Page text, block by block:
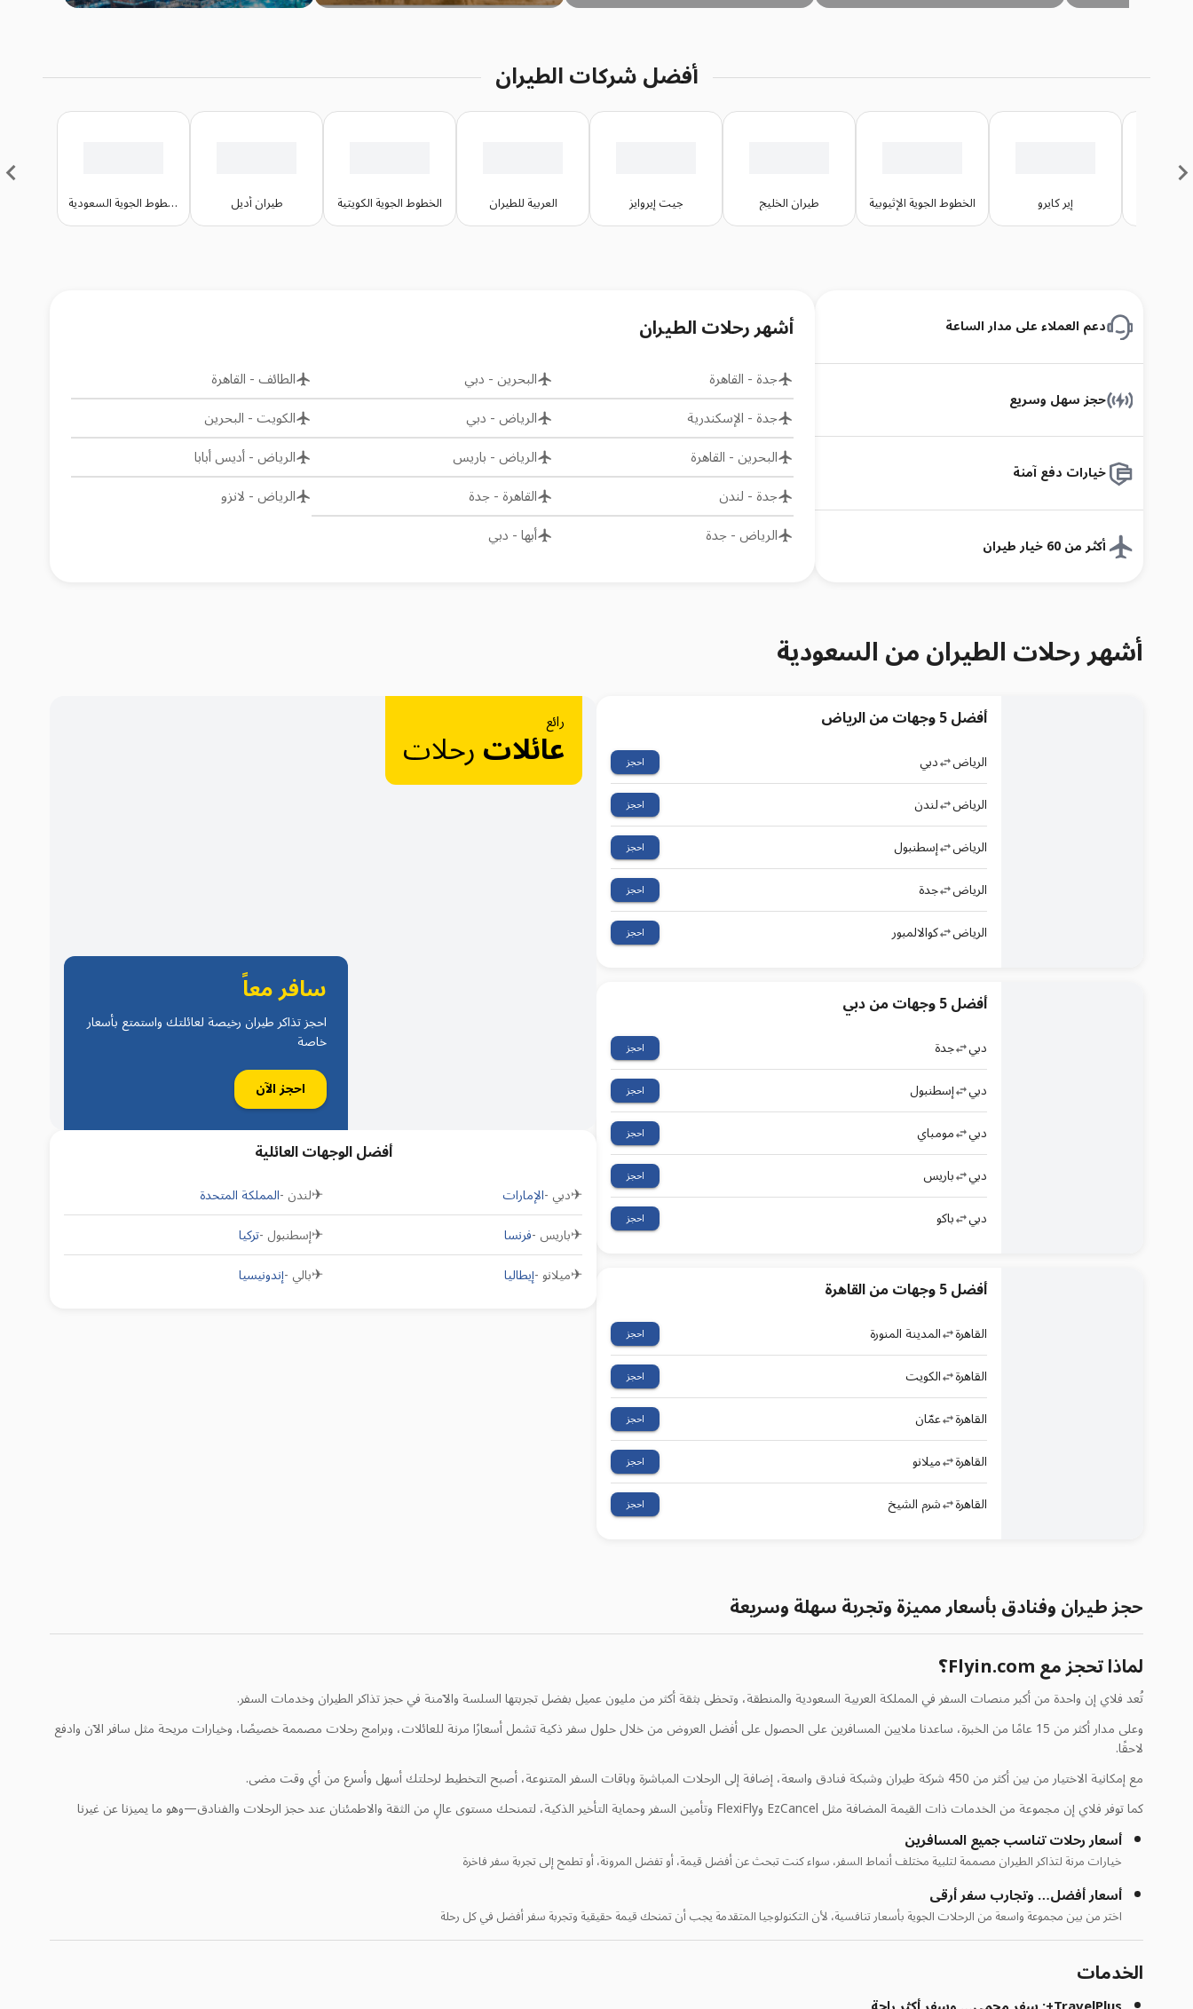
أفضل شركات الطيران
الخطوط الجوية السعودية طيران أديل الخطوط الجوية الكويتية العربية للطيران جيت إيروايز طيران الخليج الخطوط الجوية الإثيوبية إير كايرو
دعم العملاء على مدار الساعة
حجز سهل وسريع
خيارات دفع آمنة
أكثر من 60 خيار طيران
أشهر رحلات الطيران
جدة-القاهرة
جدة-الإسكندرية
البحرين-القاهرة
جدة-لندن
الرياض-جدة
البحرين-دبي
الرياض-دبي
الرياض-باريس
القاهرة-جدة
أبها-دبي
الطائف-القاهرة
الكويت-البحرين
الرياض-أديس أبابا
الرياض-لانزو
أشهر رحلات الطيران من السعودية
أفضل 5 وجهات من الرياض
الرياض دبي احجز
الرياض لندن احجز
الرياض إسطنبول احجز
الرياض جدة احجز
الرياض كوالالمبور احجز
أفضل 5 وجهات من دبي
دبي جدة احجز
دبي إسطنبول احجز
دبي مومباي احجز
دبي باريس احجز
دبي باكو احجز
أفضل 5 وجهات من القاهرة
القاهرة المدينة المنورة احجز
القاهرة الكويت احجز
القاهرة عمّان احجز
القاهرة ميلانو احجز
القاهرة شرم الشيخ احجز
رائع
عائلاترحلات
سافر معاً
احجز تذاكر طيران رخيصة لعائلتك واستمتع بأسعار
خاصة
احجز الآن
أفضل الوجهات العائلية
✈دبي -الإمارات ✈لندن -المملكة المتحدة
✈باريس -فرنسا ✈إسطنبول -تركيا
✈ميلانو-إيطاليا ✈بالي -إندونيسيا
حجز طيران وفنادق بأسعار مميزة وتجربة سهلة وسريعة
لماذا تحجز مع Flyin.com؟
تُعد فلاي إن واحدة من أكبر منصات السفر في المملكة العربية السعودية والمنطقة، وتحظى بثقة أكثر من مليون عميل بفضل تجربتها السلسة والآمنة في حجز تذاكر الطيران وخدمات السفر.
وعلى مدار أكثر من 15 عامًا من الخبرة، ساعدنا ملايين المسافرين على الحصول على أفضل العروض من خلال حلول سفر ذكية تشمل أسعارًا مرنة للعائلات، وبرامج رحلات مصممة خصيصًا، وخيارات مريحة مثل سافر الآن وادفع
لاحقًا.
مع إمكانية الاختيار من بين أكثر من 450 شركة طيران وشبكة فنادق واسعة، إضافة إلى الرحلات المباشرة وباقات السفر المتنوعة، أصبح التخطيط لرحلتك أسهل وأسرع من أي وقت مضى.
كما توفر فلاي إن مجموعة من الخدمات ذات القيمة المضافة مثل EzCancel وFlexiFly وتأمين السفر وحماية التأخير الذكية، لتمنحك مستوى عالٍ من الثقة والاطمئنان عند حجز الرحلات والفنادق—وهو ما يميزنا عن غيرنا
أسعار رحلات تناسب جميع المسافرين
خيارات مرنة لتذاكر الطيران مصممة لتلبية مختلف أنماط السفر، سواء كنت تبحث عن أفضل قيمة، أو تفضل المرونة، أو تطمح إلى تجربة سفر فاخرة
أسعار أفضل… وتجارب سفر أرقى
اختر من بين مجموعة واسعة من الرحلات الجوية بأسعار تنافسية، لأن التكنولوجيا المتقدمة يجب أن تمنحك قيمة حقيقية وتجربة سفر أفضل في كل رحلة
الخدمات